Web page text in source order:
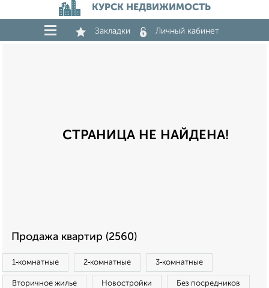
КУРСК НЕДВИЖИМОСТЬ
Закладки Личный кабинет
СТРАНИЦА НЕ НАЙДЕНА!
Продажа квартир (2560)
1‑комнатные 2‑комнатные 3‑комнатные
Вторичное жилье Новостройки Без посредников